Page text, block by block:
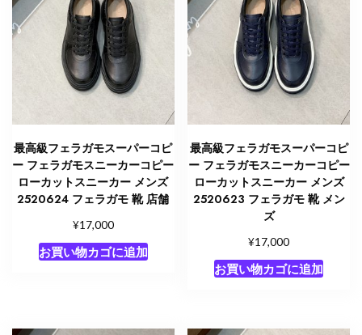
最高級フェラガモスーパーコピ
ー フェラガモスニーカーコピー
ローカットスニーカー メンズ
2520624 フェラガモ 靴 店舗
¥17,000
お買い物カゴに追加
最高級フェラガモスーパーコピ
ー フェラガモスニーカーコピー
ローカットスニーカー メンズ
2520623 フェラガモ 靴 メン
ズ
¥17,000
お買い物カゴに追加